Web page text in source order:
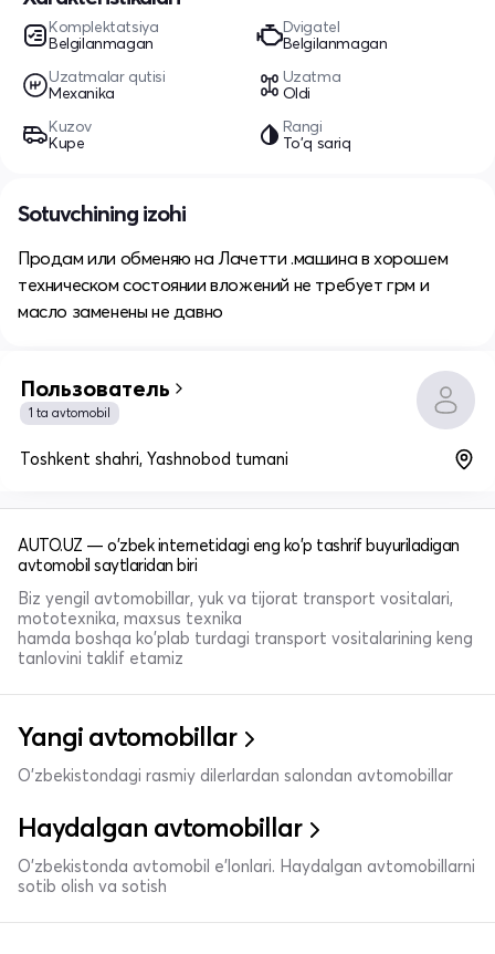
Komplektatsiya
Belgilanmagan
Dvigatel
Belgilanmagan
Uzatmalar qutisi
Mexanika
Uzatma
Oldi
Kuzov
Kupe
Rangi
To'q sariq
Sotuvchining izohi
Продам или обменяю на Лачетти .машина в хорошем
техническом состоянии вложений не требует грм и
масло заменены не давно
Пользователь
1 ta avtomobil
Toshkent shahri, Yashnobod tumani
AUTO.UZ — o'zbek internetidagi eng ko'p tashrif buyuriladigan
avtomobil saytlaridan biri
Biz yengil avtomobillar, yuk va tijorat transport vositalari,
mototexnika, maxsus texnika
hamda boshqa ko'plab turdagi transport vositalarining keng
tanlovini taklif etamiz
Yangi avtomobillar
O'zbekistondagi rasmiy dilerlardan salondan avtomobillar
Haydalgan avtomobillar
O'zbekistonda avtomobil e’lonlari. Haydalgan avtomobillarni
sotib olish va sotish